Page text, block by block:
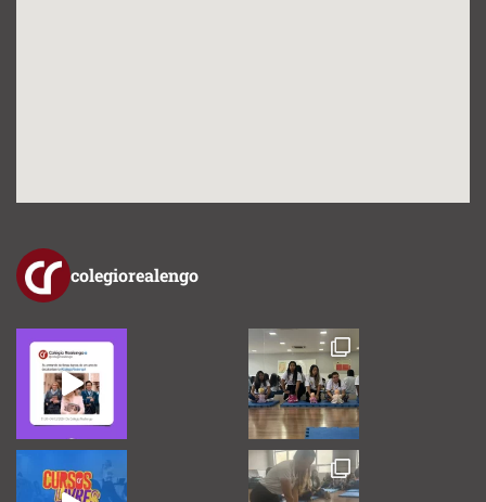
colegiorealengo